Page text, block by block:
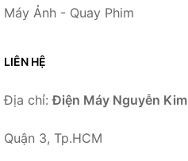
Máy Ảnh - Quay Phim
LIÊN HỆ
Địa chỉ:Điện Máy Nguyễn Kim
Quận 3, Tp.HCM